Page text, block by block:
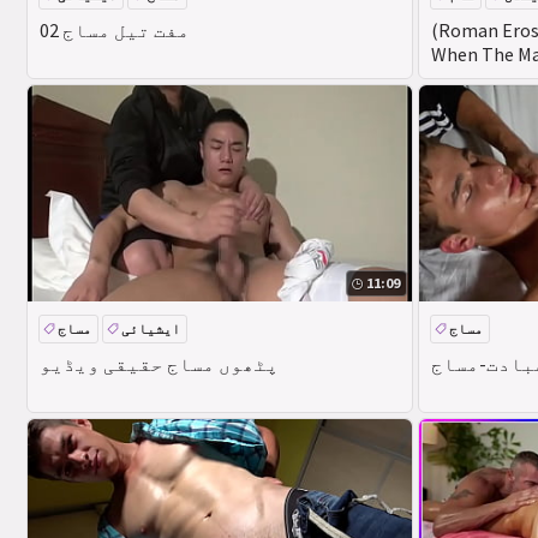
مفت تیل مساج 02
(Roman
When The
Enjoys It -
مساج
11:09
پٹھوں مساج حقیقی ویڈیو
مساج ایشیائی مساج